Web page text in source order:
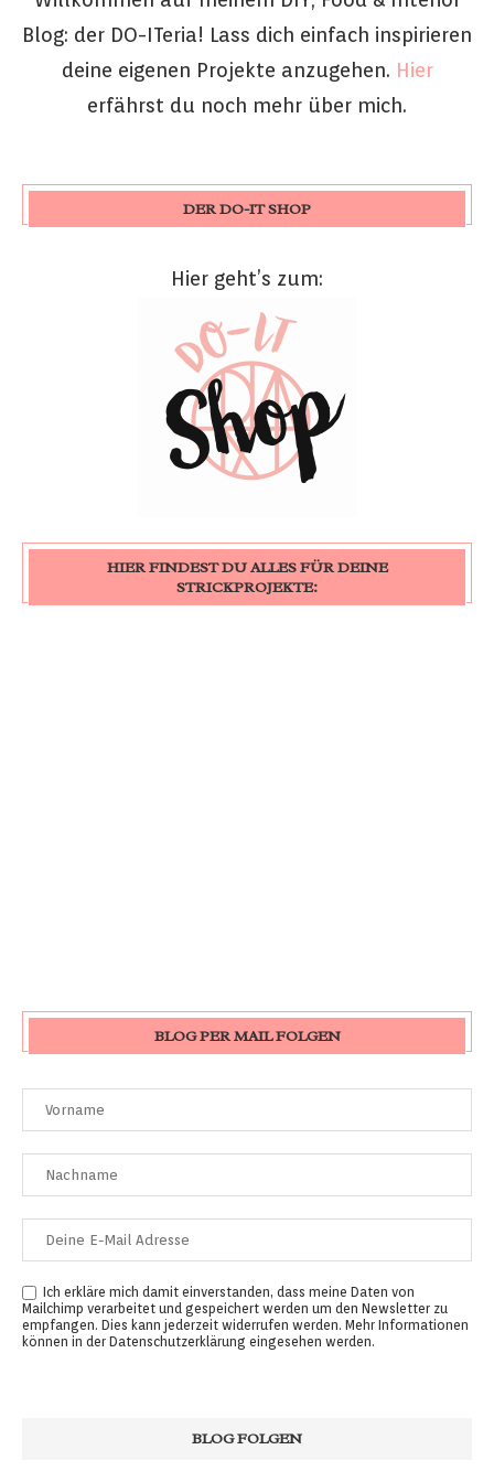
Blog: der DO-ITeria! Lass dich einfach inspirieren
deine eigenen Projekte anzugehen. Hier
erfährst du noch mehr über mich.
DER DO-IT SHOP
Hier geht’s zum:
HIER FINDEST DU ALLES FÜR DEINE
STRICKPROJEKTE:
BLOG PER MAIL FOLGEN
Ich erkläre mich damit einverstanden, dass meine Daten von
Mailchimp verarbeitet und gespeichert werden um den Newsletter zu
empfangen. Dies kann jederzeit widerrufen werden. Mehr Informationen
können in der Datenschutzerklärung eingesehen werden.